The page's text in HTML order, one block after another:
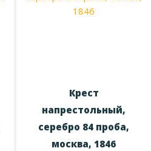
Крест
напрестольный,
серебро 84 проба,
москва, 1846